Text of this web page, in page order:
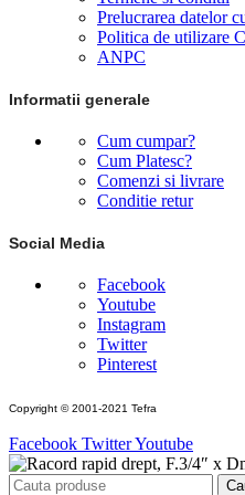
Prelucrarea datelor
Politica de utilizare
ANPC
Informatii generale
Cum cumpar?
Cum Platesc?
Comenzi si livrare
Conditie retur
Social Media
Facebook
Youtube
Instagram
Twitter
Pinterest
Copyright © 2001-2021 Tefra
Facebook TwitterYoutube